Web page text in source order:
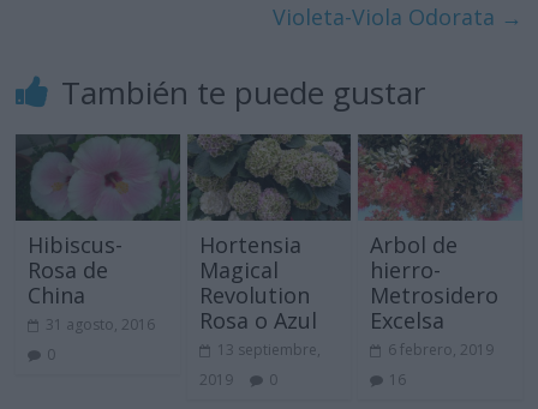
Violeta-Viola Odorata →
También te puede gustar
Hibiscus-
Rosa de
China
31 agosto, 2016
0
Hortensia
Magical
Revolution
Rosa o Azul
13 septiembre,
2019
0
Arbol de
hierro-
Metrosidero
Excelsa
6 febrero, 2019
16